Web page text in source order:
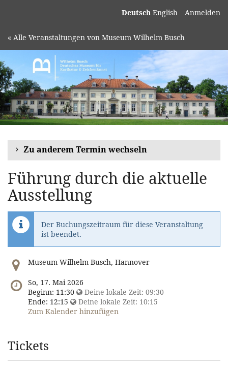
Deutsch English Anmelden
« Alle Veranstaltungen von Museum Wilhelm Busch
Zu anderem Termin wechseln
Führung durch die aktuelle
Ausstellung
Der Buchungszeitraum für diese Veranstaltung
ist beendet.
Wo
diese
Veranstaltung
statt?
Museum Wilhelm Busch, Hannover
Wann
findet
diese
Veranstaltung
So, 17. Mai 2026
Beginn: 11:30 Deine lokale Zeit: 09:30
Ende: 12:15 Deine lokale Zeit: 10:15
Zum Kalender hinzufügen
Tickets